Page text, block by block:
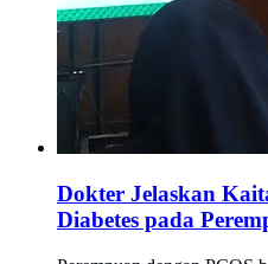
Dokter Jelaskan
Diabetes pada